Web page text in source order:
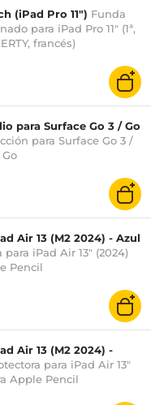
(iPad Pro 11") Funda
para iPad Pro 11" (1ª,
francés)
para Surface Go 3 / Go
para Surface Go 3 /
Air 13 (M2 2024) - Azul
iPad Air 13" (2024)
Pencil
Air 13 (M2 2024) -
para iPad Air 13"
Apple Pencil